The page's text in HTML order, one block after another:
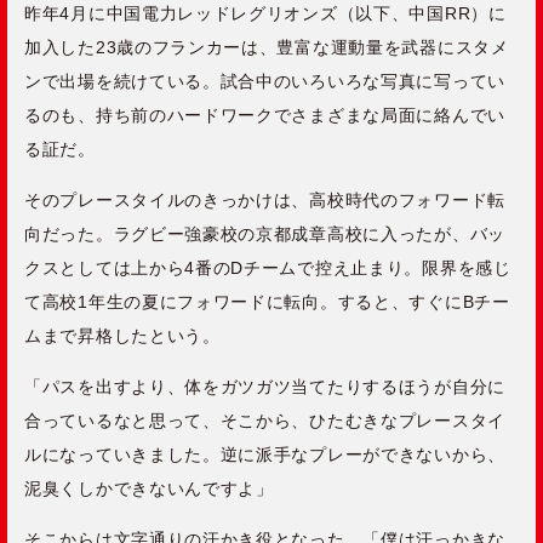
昨年4月に中国電力レッドレグリオンズ（以下、中国RR）に
加入した23歳のフランカーは、豊富な運動量を武器にスタメ
ンで出場を続けている。試合中のいろいろな写真に写ってい
るのも、持ち前のハードワークでさまざまな局面に絡んでい
る証だ。
そのプレースタイルのきっかけは、高校時代のフォワード転
向だった。ラグビー強豪校の京都成章高校に入ったが、バッ
クスとしては上から4番のDチームで控え止まり。限界を感じ
て高校1年生の夏にフォワードに転向。すると、すぐにBチー
ムまで昇格したという。
「パスを出すより、体をガツガツ当てたりするほうが自分に
合っているなと思って、そこから、ひたむきなプレースタイ
ルになっていきました。逆に派手なプレーができないから、
泥臭くしかできないんですよ」